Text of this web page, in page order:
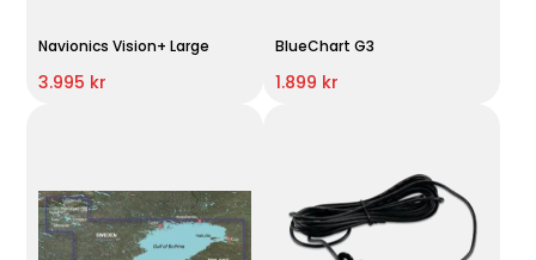
Navionics Vision+ Large
3.995 kr
BlueChart G3
1.899 kr